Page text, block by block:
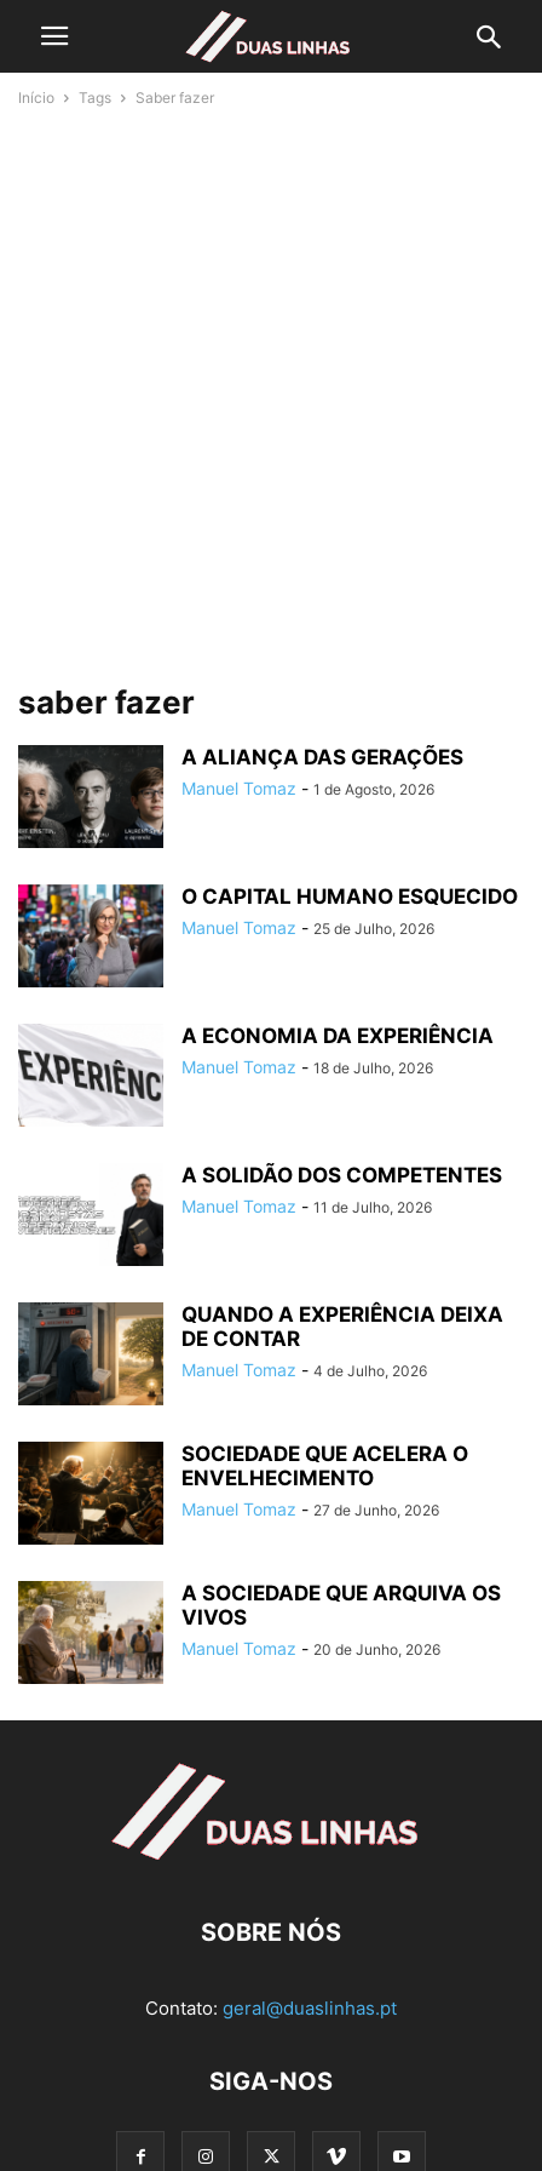
Início Tags Saber fazer
saber fazer
A ALIANÇA DAS GERAÇÕES
Manuel Tomaz - 1 de Agosto, 2026
O CAPITAL HUMANO ESQUECIDO
Manuel Tomaz - 25 de Julho, 2026
A ECONOMIA DA EXPERIÊNCIA
Manuel Tomaz - 18 de Julho, 2026
A SOLIDÃO DOS COMPETENTES
Manuel Tomaz - 11 de Julho, 2026
QUANDO A EXPERIÊNCIA DEIXA
DE CONTAR
Manuel Tomaz - 4 de Julho, 2026
SOCIEDADE QUE ACELERA O
ENVELHECIMENTO
Manuel Tomaz - 27 de Junho, 2026
A SOCIEDADE QUE ARQUIVA OS
VIVOS
Manuel Tomaz - 20 de Junho, 2026
SOBRE NÓS
Contato: geral@duaslinhas.pt
SIGA-NOS